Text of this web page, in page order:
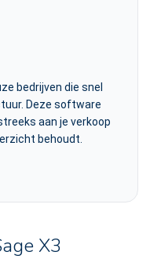
bedrijven die snel
Deze software
aan je verkoop
behoudt.
X3